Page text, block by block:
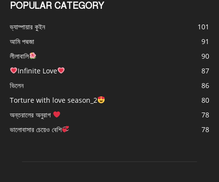
POPULAR CATEGORY
ভ্যাম্পায়ার কুইন
101
আমি পদ্মজা
91
লীলাবালি
90
Infinite Love
87
ভিলেন
86
Torture with love season_2
80
অন্তরালের অনুরাগ
78
ভালোবাসার চেয়েও বেশি
78